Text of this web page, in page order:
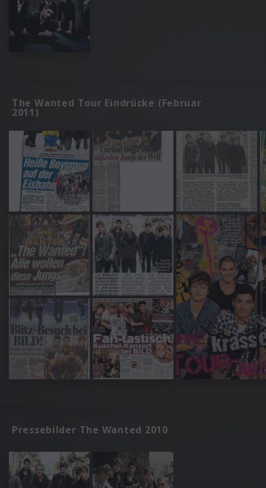
The Wanted Tour Eindrücke (Februar
2011)
Pressebilder The Wanted 2010